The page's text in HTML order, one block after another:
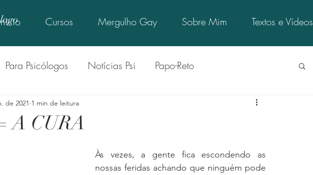
Cursos Mergulho Gay Sobre Mim Textos e Vídeos
Para Psicólogos Notícias Psi Papo-Reto
De Psi para Psi Psi Indica
A CURA
de 2021 1 min de leitura
Às vezes, a gente fica escondendo as
nossas feridas achando que ninguém pode